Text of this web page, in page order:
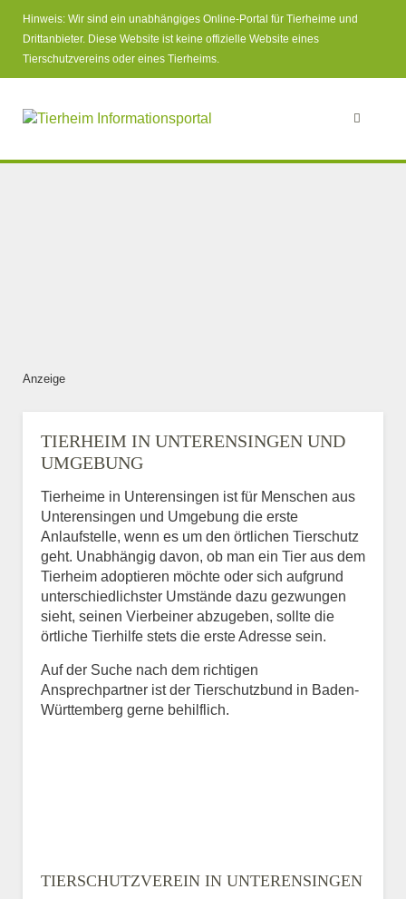
Hinweis: Wir sind ein unabhängiges Online-Portal für Tierheime und
Drittanbieter. Diese Website ist keine offizielle Website eines
Tierschutzvereins oder eines Tierheims.
Anzeige
TIERHEIM IN UNTERENSINGEN UND
UMGEBUNG
Tierheime in Unterensingen ist für Menschen aus
Unterensingen und Umgebung die erste
Anlaufstelle, wenn es um den örtlichen Tierschutz
geht. Unabhängig davon, ob man ein Tier aus dem
Tierheim adoptieren möchte oder sich aufgrund
unterschiedlichster Umstände dazu gezwungen
sieht, seinen Vierbeiner abzugeben, sollte die
örtliche Tierhilfe stets die erste Adresse sein.
Auf der Suche nach dem richtigen
Ansprechpartner ist der Tierschutzbund in Baden-
Württemberg gerne behilflich.
TIERSCHUTZVEREIN IN UNTERENSINGEN